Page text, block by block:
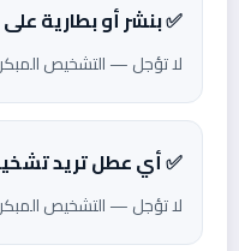
✅ بنشر أو بطارية
لا تؤجل — التشخيص المبكر
✅ أي عطل تريد
لا تؤجل — التشخيص المبكر